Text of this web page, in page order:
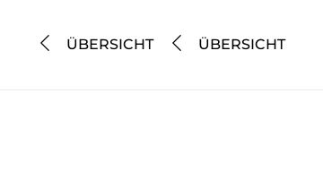
ÜBERSICHT ÜBERSICHT